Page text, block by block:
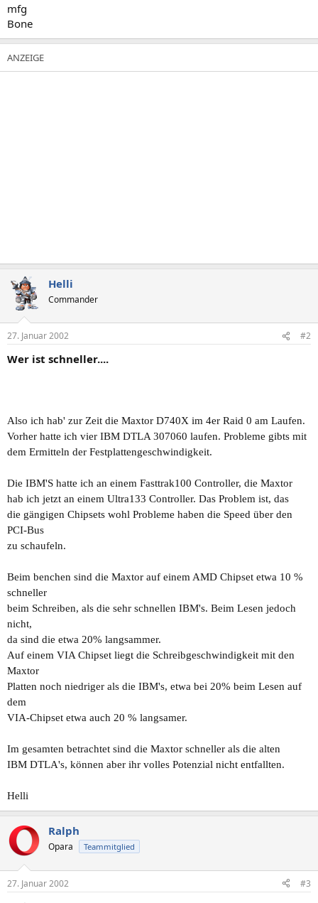
mfg
Bone
Helli
Commander
27. Januar 2002 #2
Wer ist schneller....
Also ich hab' zur Zeit die Maxtor D740X im 4er Raid 0 am Laufen.
Vorher hatte ich vier IBM DTLA 307060 laufen. Probleme gibts mit
dem Ermitteln der Festplattengeschwindigkeit.
Die IBM'S hatte ich an einem Fasttrak100 Controller, die Maxtor
hab ich jetzt an einem Ultra133 Controller. Das Problem ist, das
die gängigen Chipsets wohl Probleme haben die Speed über den
PCI-Bus
zu schaufeln.
Beim benchen sind die Maxtor auf einem AMD Chipset etwa 10 %
schneller
beim Schreiben, als die sehr schnellen IBM's. Beim Lesen jedoch
nicht,
da sind die etwa 20% langsammer.
Auf einem VIA Chipset liegt die Schreibgeschwindigkeit mit den
Maxtor
Platten noch niedriger als die IBM's, etwa bei 20% beim Lesen auf
dem
VIA-Chipset etwa auch 20 % langsamer.
Im gesamten betrachtet sind die Maxtor schneller als die alten
IBM DTLA's, können aber ihr volles Potenzial nicht entfallten.
Helli
Ralph
Opara Teammitglied
27. Januar 2002 #3